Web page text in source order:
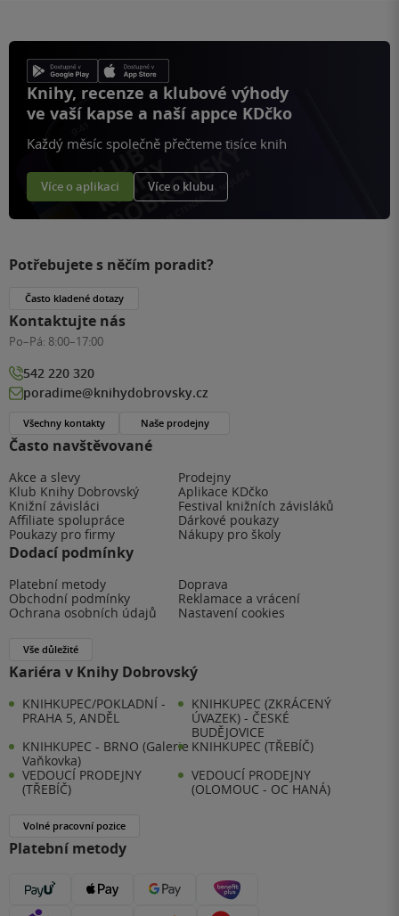
Knihy, recenze a klubové výhody
ve vaší kapse a naší appce KDčko
Každý měsíc společně přečteme tisíce knih
Více o aplikaci Více o klubu
Často navštěvované
Akce a slevy
Prodejny
Klub Knihy Dobrovský
Aplikace KDčko
Knižní závisláci
Festival knižních závisláků
Affiliate spolupráce
Dárkové poukazy
Poukazy pro firmy
Nákupy pro školy
Dodací podmínky
Platební metody
Doprava
Obchodní podmínky
Reklamace a vrácení
Ochrana osobních údajů
Nastavení cookies
Vše důležité
Kariéra v Knihy Dobrovský
KNIHKUPEC/POKLADNÍ -
PRAHA 5, ANDĚL
KNIHKUPEC (ZKRÁCENÝ
ÚVAZEK) - ČESKÉ
BUDĚJOVICE
KNIHKUPEC - BRNO (Galerie
Vaňkovka)
KNIHKUPEC (TŘEBÍČ)
VEDOUCÍ PRODEJNY
(TŘEBÍČ)
VEDOUCÍ PRODEJNY
(OLOMOUC - OC HANÁ)
Volné pracovní pozice
Platební metody
Potřebujete s něčím poradit?
Často kladené dotazy
Kontaktujte nás
Po–Pá: 8:00–17:00
542 220 320
poradime@knihydobrovsky.cz
Všechny kontakty Naše prodejny